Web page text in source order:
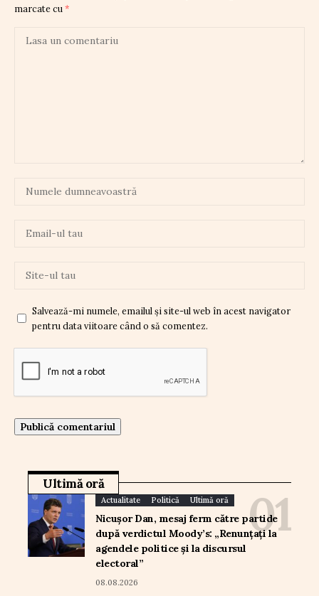
marcate cu *
Salvează-mi numele, emailul și site-ul web în acest navigator
pentru data viitoare când o să comentez.
Ultimă oră
Actualitate Politică Ultimă oră
Nicușor Dan, mesaj ferm către partide
după verdictul Moody’s: „Renunțați la
agendele politice și la discursul
electoral”
08.08.2026